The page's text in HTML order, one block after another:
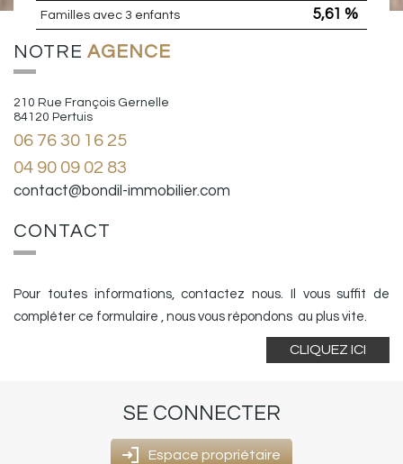
Familles avec 3 enfants 5,61 %
NOTRE AGENCE
210 Rue François Gernelle
84120 Pertuis
06 76 30 16 25
04 90 09 02 83
contact@bondil-immobilier.com
CONTACT
Pour toutes informations, contactez nous. Il vous suffit de
compléter ce formulaire , nous vous répondons au plus vite.
CLIQUEZ ICI
SE CONNECTER
Espace propriétaire